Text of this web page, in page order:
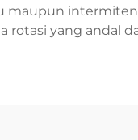
maupun
yang andal